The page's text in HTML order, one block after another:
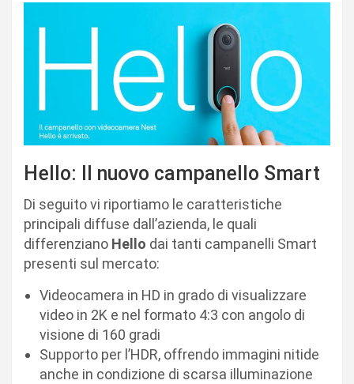
Hello: Il nuovo campanello Smart
Di seguito vi riportiamo le caratteristiche
principali diffuse dall’azienda, le quali
differenziano Hello dai tanti campanelli Smart
presenti sul mercato:
Videocamera in HD in grado di visualizzare
video in 2K e nel formato 4:3 con angolo di
visione di 160 gradi
Supporto per l’HDR, offrendo immagini nitide
anche in condizione di scarsa illuminazione